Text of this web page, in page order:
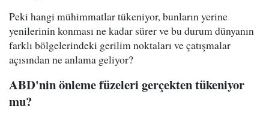
Peki hangi mühimmatlar tükeniyor, bunların yerine
yenilerinin konması ne kadar sürer ve bu durum dünyanın
farklı bölgelerindeki gerilim noktaları ve çatışmalar
açısından ne anlama geliyor?
ABD'nin önleme füzeleri gerçekten tükeniyor
mu?